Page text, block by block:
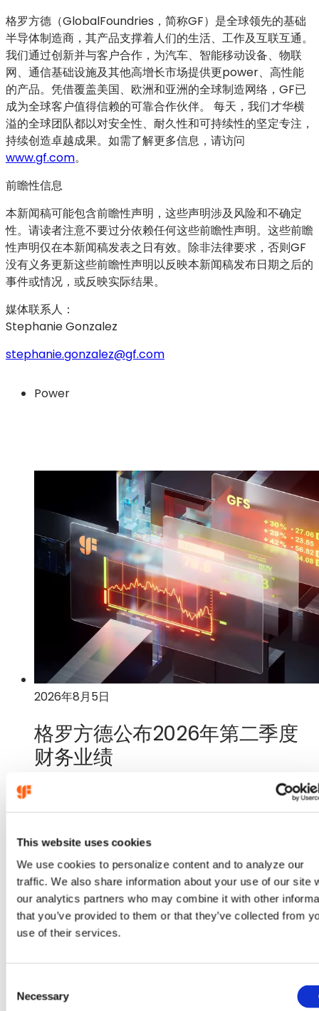
This website uses cookies
We use cookies to personalize content and to analyze our
traffic. We also share information about your use of our site
our analytics partners who may combine it with other
that you’ve provided to them or that they’ve collected from
use of their services.
Necessary
格罗方德（GlobalFoundries，简称GF）是全球领先的基础
半导体制造商，其产品支撑着人们的生活、工作及互联互通。
我们通过创新并与客户合作，为汽车、智能移动设备、物联
网、通信基础设施及其他高增长市场提供更power、高性能
的产品。凭借覆盖美国、欧洲和亚洲的全球制造网络，GF已
成为全球客户值得信赖的可靠合作伙伴。 每天，我们才华横
溢的全球团队都以对安全性、耐久性和可持续性的坚定专注，
持续创造卓越成果。如需了解更多信息，请访问
www.gf.com。
前瞻性信息
本新闻稿可能包含前瞻性声明，这些声明涉及风险和不确定
性。请读者注意不要过分依赖任何这些前瞻性声明。这些前瞻
性声明仅在本新闻稿发表之日有效。除非法律要求，否则GF
没有义务更新这些前瞻性声明以反映本新闻稿发布日期之后的
事件或情况，或反映实际结果。
媒体联系人：
Stephanie Gonzalez
stephanie.gonzalez@gf.com
Power
2026年8月5日
格罗方德公布2026年第二季度
财务业绩
布
2026
年
第
二
季
签
页
中
打
开）